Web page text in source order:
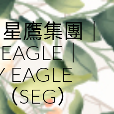
鷹集團｜
｜
EAGLE
SEG）